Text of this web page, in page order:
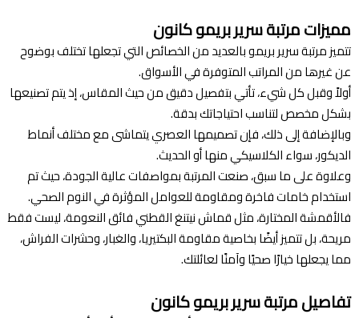
مميزات مرتبة سرير بريمو كانون
تتميز مرتبة سرير بريمو بالعديد من الخصائص التي تجعلها تختلف بوضوح
عن غيرها من المراتب المتوفرة في الأسواق.
أولاً وقبل كل شيء، تأتي بتفصيل دقيق من حيث المقاس، إذ يتم تصنيعها
بشكل مخصص لتناسب احتياجاتك بدقة.
وبالإضافة إلى ذلك، فإن تصميمها العصري يتماشى مع مختلف أنماط
الديكور، سواء الكلاسيكي منها أو الحديث.
وعلاوة على ما سبق، صنعت المرتبة بمواصفات عالية الجودة، حيث تم
استخدام خامات فاخرة ومقاومة للعوامل المؤثرة في النوم الصحي.
فالأقمشة المختارة، مثل قماش نيتنغ القطني فائق النعومة، ليست فقط
مريحة، بل تتميز أيضًا بخاصية مقاومة البكتيريا، والغبار، وحشرات الفراش،
مما يجعلها خيارًا صحيًا وآمنًا لعائلتك.
تفاصيل مرتبة سرير بريمو كانون